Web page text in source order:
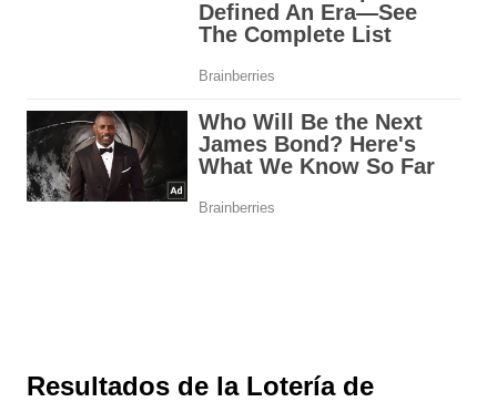
Resultados de la Lotería de